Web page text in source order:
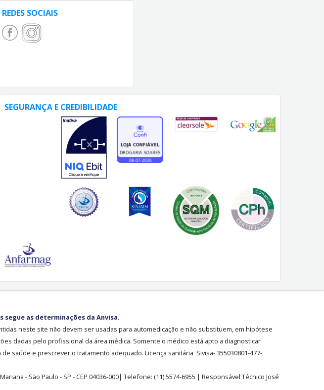
REDES SOCIAIS
SEGURANÇA E CREDIBILIDADE
segue as determinações da Anvisa.
neste site não devem ser usadas para automedicação e não substituem, em hipótese
dadas pelo profissional da área médica. Somente o médico está apto a diagnosticar
saúde e prescrever o tratamento adequado. Licença sanitária Sivisa- 355030801-477-
- São Paulo - SP - CEP 04036-000| Telefone: (11)5574-6955 | Responsável Técnico José